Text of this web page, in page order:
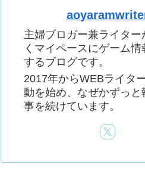
主婦ブロガー兼ライター
くマイペースにゲーム情
するブログです。
2017年からWEBライタ
動を始め、なぜかずっと
事を続けています。